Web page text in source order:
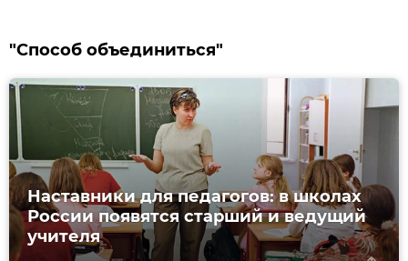
"Способ объединиться"
Наставники для педагогов: в школах
России появятся старший и ведущий
учителя